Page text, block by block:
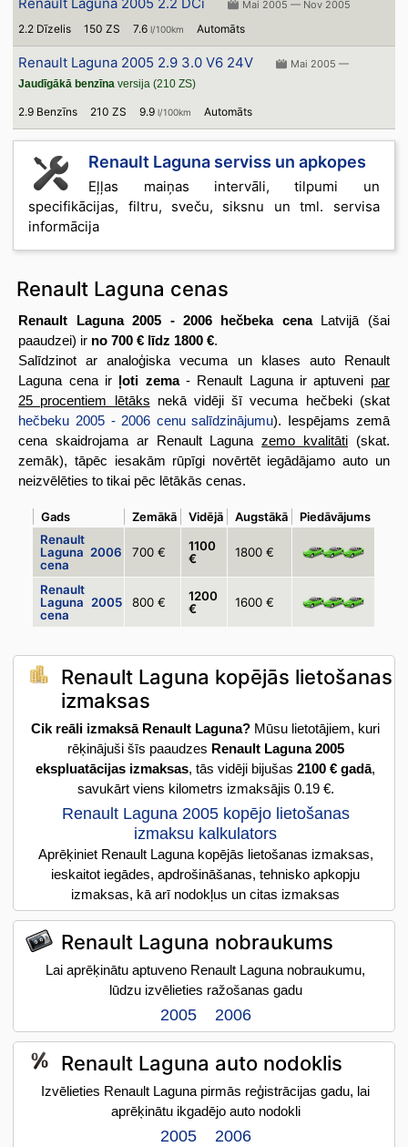
Mai 2005 — Nov 2005
2.2 Dīzelis 150 ZS 7.6l/100km Automāts
Renault Laguna 2005 2.9 3.0 V6 24V
Mai 2005 —
Jaudīgākā benzīna versija (210 ZS)
2.9 Benzīns 210 ZS 9.9l/100km Automāts
Renault Laguna serviss un apkopes
Eļļas maiņas intervāli, tilpumi un
specifikācijas, filtru, sveču, siksnu un tml. servisa
informācija
Renault Laguna cenas
Renault Laguna 2005 - 2006 hečbeka cenaLatvijā (šai
paaudzei) ir no 700 € līdz 1800 €.
Salīdzinot ar analoģiska vecuma un klases auto Renault
Laguna cena ir ļoti zema- Renault Laguna ir aptuveni par
25 procentiem lētāks nekā vidēji šī vecuma hečbeki (skat
hečbeku 2005 - 2006 cenu salīdzinājumu). Iespējams zemā
cena skaidrojama ar Renault Lagunazemo kvalitāti(skat.
zemāk), tāpēc iesakām rūpīgi novērtēt iegādājamo auto un
neizvēlēties to tikai pēc lētākās cenas.
Gads Zemākā Vidējā Augstākā
Piedāvājums
Renault
Laguna 2006
cena
700 €
1100
€
1800 €
Renault
Laguna 2005
cena
800 €
1200
€
1600 €
Renault Laguna kopējās lietošanas
izmaksas
Cik reāli izmaksā Renault Laguna? Mūsu lietotājiem, kuri
rēķinājuši šīs paaudzes Renault Laguna 2005
ekspluatācijas izmaksas, tās vidēji bijušas2100 € gadā,
savukārt viens kilometrs izmaksājis 0.19 €.
Renault Laguna 2005 kopējo lietošanas
izmaksu kalkulators
Aprēķiniet Renault Laguna kopējās lietošanas izmaksas,
ieskaitot iegādes, apdrošināšanas, tehnisko apkopju
izmaksas, kā arī nodokļus un citas izmaksas
Renault Laguna nobraukums
Lai aprēķinātu aptuveno Renault Laguna nobraukumu,
lūdzu izvēlieties ražošanas gadu
2005 2006
Renault Laguna auto nodoklis
Izvēlieties Renault Laguna pirmās reģistrācijas gadu, lai
aprēķinātu ikgadējo auto nodokli
2005 2006